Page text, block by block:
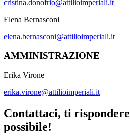
cristina.donofrio@attilioimperiali.it
Elena Bernasconi
elena.bernasconi@attilioimperiali.it
AMMINISTRAZIONE
Erika Virone
erika.virone@attilioimperiali.it
Contattaci, ti
possibile!